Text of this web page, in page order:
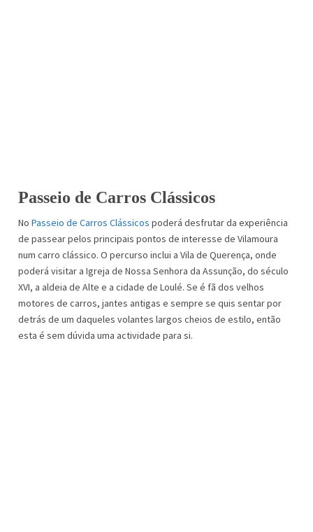
Passeio de Carros Clássicos
No Passeio de Carros Clássicos poderá desfrutar da experiência
de passear pelos principais pontos de interesse de Vilamoura
num carro clássico. O percurso inclui a Vila de Querença, onde
poderá visitar a Igreja de Nossa Senhora da Assunção, do século
XVI, a aldeia de Alte e a cidade de Loulé. Se é fã dos velhos
motores de carros, jantes antigas e sempre se quis sentar por
detrás de um daqueles volantes largos cheios de estilo, então
esta é sem dúvida uma actividade para si.